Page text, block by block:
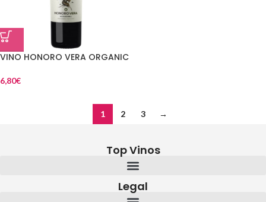
VINO HONORO VERA ORGANIC
6,80€
1 2 3 →
Top Vinos
Legal